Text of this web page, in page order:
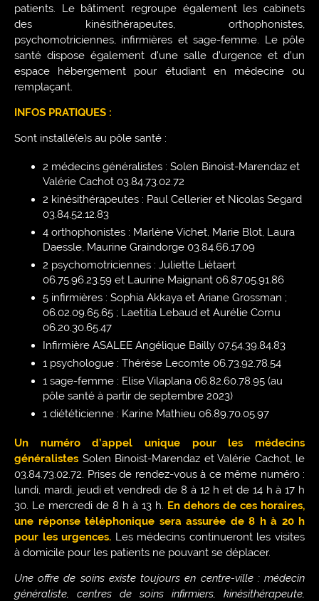
patients. Le bâtiment regroupe également les cabinets
des kinésithérapeutes, orthophonistes,
psychomotriciennes, infirmières et sage-femme. Le pôle
santé dispose également d’une salle d’urgence et d’un
espace hébergement pour étudiant en médecine ou
remplaçant.
INFOS PRATIQUES :
Sont installé(e)s au pôle santé :
2 médecins généralistes : Solen Binoist-Marendaz et
Valérie Cachot 03.84.73.02.72
2 kinésithérapeutes : Paul Cellerier et Nicolas Segard
03.84.52.12.83
4 orthophonistes : Marlène Vichet, Marie Blot, Laura
Daessle, Maurine Graindorge 03.84.66.17.09
2 psychomotriciennes : Juliette Liétaert
06.75.96.23.59 et Laurine Maignant 06.87.05.91.86
5 infirmières : Sophia Akkaya et Ariane Grossman ;
06.02.09.65.65 ; Laetitia Lebaud et Aurélie Cornu
06.20.30.65.47
Infirmière ASALEE Angélique Bailly 07.54.39.84.83
1 psychologue : Thérèse Lecomte 06.73.92.78.54
1 sage-femme : Elise Vilaplana 06.82.60.78.95 (au
pôle santé à partir de septembre 2023)
1 diététicienne : Karine Mathieu 06.89.70.05.97
Un numéro d’appel unique pour les médecins
généralistes Solen Binoist-Marendaz et Valérie Cachot, le
03.84.73.02.72. Prises de rendez-vous à ce même numéro :
lundi, mardi, jeudi et vendredi de 8 à 12 h et de 14 h à 17 h
30. Le mercredi de 8 h à 13 h. En dehors de ces horaires,
une réponse téléphonique sera assurée de 8 h à 20 h
pour les urgences. Les médecins continueront les visites
à domicile pour les patients ne pouvant se déplacer.
Une offre de soins existe toujours en centre-ville : médecin
généraliste, centres de soins infirmiers, kinésithérapeute,